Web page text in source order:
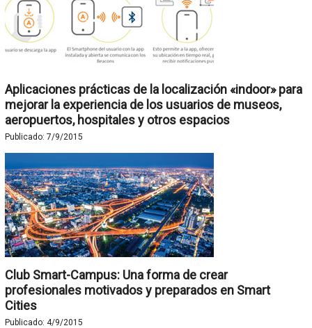
Aplicaciones prácticas de la localización «indoor» para
mejorar la experiencia de los usuarios de museos,
aeropuertos, hospitales y otros espacios
Publicado: 7/9/2015
Club Smart-Campus: Una forma de crear
profesionales motivados y preparados en Smart
Cities
Publicado: 4/9/2015